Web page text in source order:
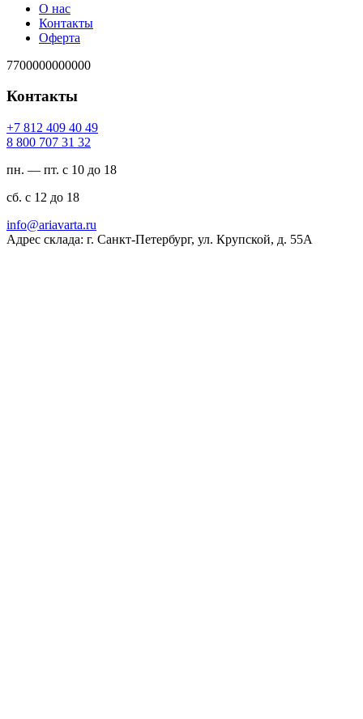
О нас
Контакты
Оферта
7700000000000
Контакты
94 04 904 218 7+
23 13 707 008 8
пн. — пт. с 10 до 18
сб. с 12 до 18
ur.atravaira@ofni
Адрес склада: г. Санкт-Петербург, ул. Крупской, д. 55А